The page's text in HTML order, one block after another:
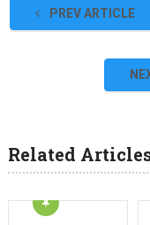
PREV ARTICLE
Related